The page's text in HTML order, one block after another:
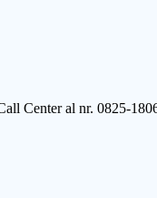
Center al nr. 0825-